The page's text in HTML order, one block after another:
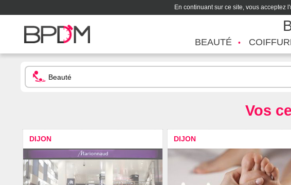
En continuant sur ce site, vous acceptez
BEAUTÉ
Vos
DIJON DIJON